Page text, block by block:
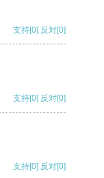
支持[0] 反对[0]
支持[0] 反对[0]
支持[0] 反对[0]